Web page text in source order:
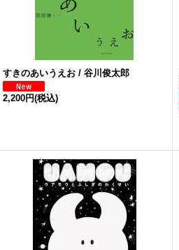
すきのあいうえお / 谷川俊太郎
2,200円(税込)